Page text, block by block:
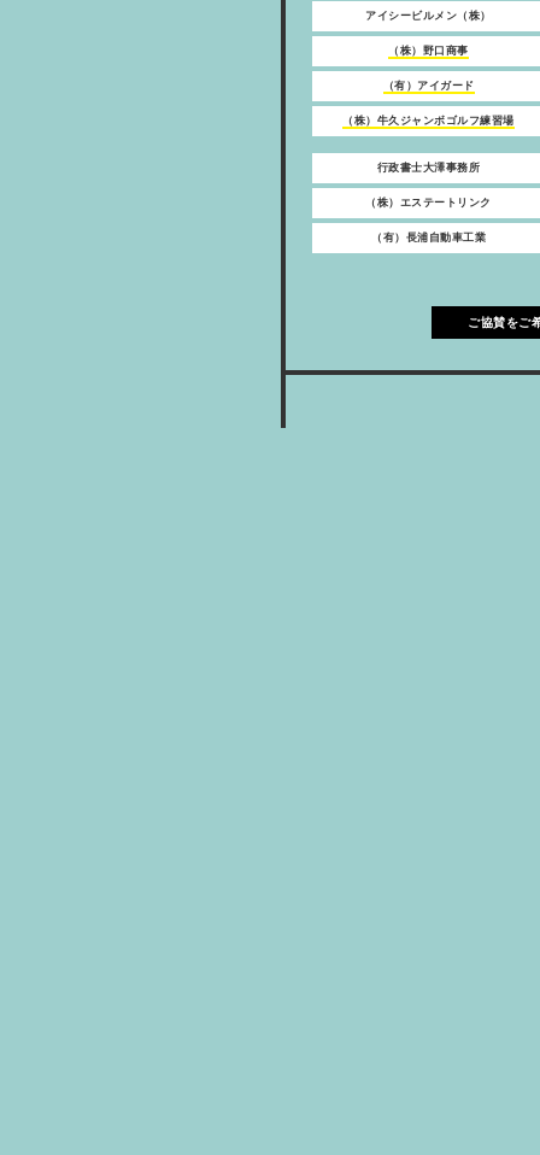
アイシービルメン（株）
（株）野口商事
（有）アイガード
（株）牛久ジャンボゴルフ練習場
行政書士大澤事務所
（株）エステートリンク
（有）長浦自動車工業
ご協賛をご